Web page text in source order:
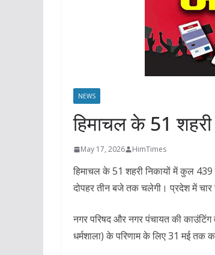
NEWS
हिमाचल के 51 शहरी
May 17, 2026 HimTimes
हिमाचल के 51 शहरी निकायों में कुल 439
दोपहर तीन बजे तक चलेगी। प्रदेश में
नगर परिषद और नगर पंचायत की काउंटिंग
धर्मशाला) के परिणाम के लिए 31 मई तक